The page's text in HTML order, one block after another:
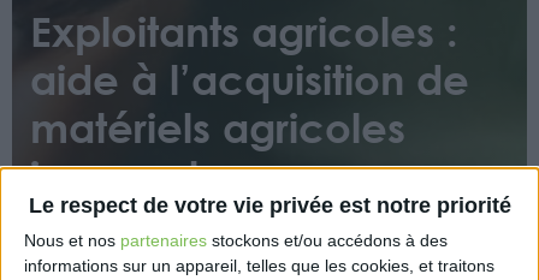
Le respect de votre vie privée est notre priorité
Nous et nos partenaires stockons et/ou accédons à des
informations sur un appareil, telles que les cookies, et traitons
Exploitants agricoles :
aide à l’acquisition de
matériels agricoles
innovants